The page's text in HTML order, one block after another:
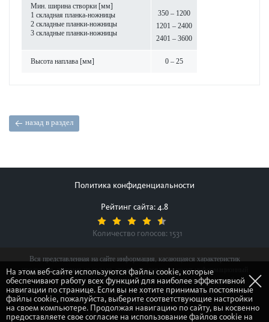
Мин. ширина створки [мм]
1 складная планка-нож­ницы
2 складные планки-нож­ницы
3 складные планки-нож­ницы
350 – 1200
1201 – 2400
2401 – 3600
Высота нап­лава [мм] 0 – 25
назад в раздел
Политика конфиденциальности
Рейтинг сайта: 4.8
Количество голосов: 1531
Вся представленная на сайте информация, касающаяся характеристик
продуктов, наличия на складе, стоимости товаров, носит информационный
характер и ни при каких условиях не является публичной офертой,
определяемой положениями Статьи 437(2) Гражданского кодекса Российской
Федерации.
На этом веб-сайте используются файлы cookie, которые
обеспечивают работу всех функций для наиболее эффективной
навигации по странице. Если вы не хотите принимать постоянные
файлы cookie, пожалуйста, выберите соответствующие настройки
на своем компьютере. Продолжая навигацию по сайту, вы косвенно
предоставляете свое согласие на использование файлов cookie на